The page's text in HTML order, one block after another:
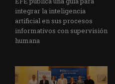
integrar la inteligencia
artificial en sus procesos
informativos con supervisión
humana